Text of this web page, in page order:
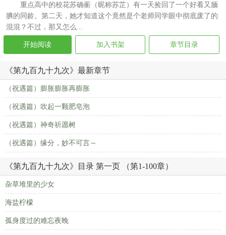
重点高中的校花苏确蘅（昵称苏芷）有一天捡回了一个好看又腼
腆的同龄。第二天，她才知道这个竟然是个老师同学眼中彻底废了的
混混？不过，那又怎么...
开始阅读 加入书架 章节目录
《第九百九十九次》最新章节
（祝遇篇）膨胀膨胀再膨胀
（祝遇篇）吹起一颗肥皂泡
（祝遇篇）神奇祈愿树
（祝遇篇）缘分，妙不可言～
《第九百九十九次》目录 第一页 （第1-100章）
杂草堆里的少女
海盐柠檬
孤身度过的难忘夜晚